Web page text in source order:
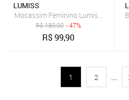
LUMISS
Mocassim Feminino Lumiss Baixo
R$189,90 - 47%
R$99,90
1 2 ...